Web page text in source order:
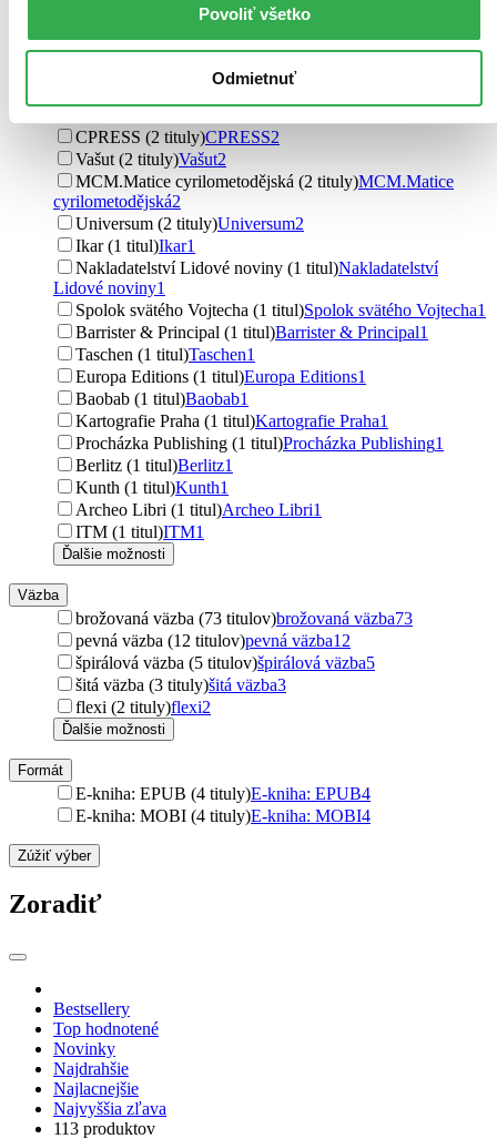
Povoliť všetko
Odmietnuť
Computer Press (5 titulov)
Computer Press
Slovart (4 tituly)Slovart4
Ikar CZ4
CPRESS (2 tituly)CPRESS2
Vašut (2 tituly)Vašut2
MCM.Matice cyrilometodějská (2 tituly)MCM.Matice
cyrilometodějská2
Universum (2 tituly)Universum2
Ikar (1 titul)Ikar1
Nakladatelství Lidové noviny (1 titul)Nakladatelství
Lidové noviny1
Spolok svätého Vojtecha (1 titul)Spolok svätého Vojtecha1
Barrister & Principal (1 titul)Barrister & Principal1
Taschen (1 titul)Taschen1
Europa Editions (1 titul)Europa Editions1
Baobab (1 titul)Baobab1
Kartografie Praha (1 titul)Kartografie Praha1
Procházka Publishing (1 titul)Procházka Publishing1
Berlitz (1 titul)Berlitz1
Kunth (1 titul)Kunth1
Archeo Libri (1 titul)Archeo Libri1
ITM (1 titul)ITM1
Ďalšie možnosti
Väzba
brožovaná väzba (73 titulov)brožovaná väzba73
pevná väzba (12 titulov)pevná väzba12
špirálová väzba (5 titulov)špirálová väzba5
šitá väzba (3 tituly)šitá väzba3
flexi (2 tituly)flexi2
Ďalšie možnosti
Formát
E-kniha: EPUB (4 tituly)E-kniha: EPUB4
E-kniha: MOBI (4 tituly)E-kniha: MOBI4
Zúžiť výber
Zoradiť
Bestsellery
Top hodnotené
Novinky
Najdrahšie
Najlacnejšie
Najvyššia zľava
113 produktov